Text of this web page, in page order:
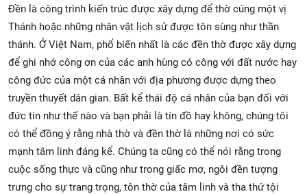
Đền là công trình kiến trúc được xây dựng để thờ cúng một vị
Thánh hoặc những nhân vật lịch sử được tôn sùng như thần
thánh. Ở Việt Nam, phổ biến nhất là các đền thờ được xây dựng
để ghi nhớ công ơn của các anh hùng có công với đất nước hay
công đức của một cá nhân với địa phương được dựng theo
truyền thuyết dân gian. Bất kể thái độ cá nhân của bạn đối với
đức tin như thế nào và bạn phải là tín đồ hay không, chúng tôi
có thể đồng ý rằng nhà thờ và đền thờ là những nơi có sức
mạnh tâm linh đáng kể. Chúng ta cũng có thể nói rằng trong
cuộc sống thực và cũng như trong giấc mơ, ngôi đền tượng
trưng cho sự trang trọng, tôn thờ của tâm linh và tha thứ tội